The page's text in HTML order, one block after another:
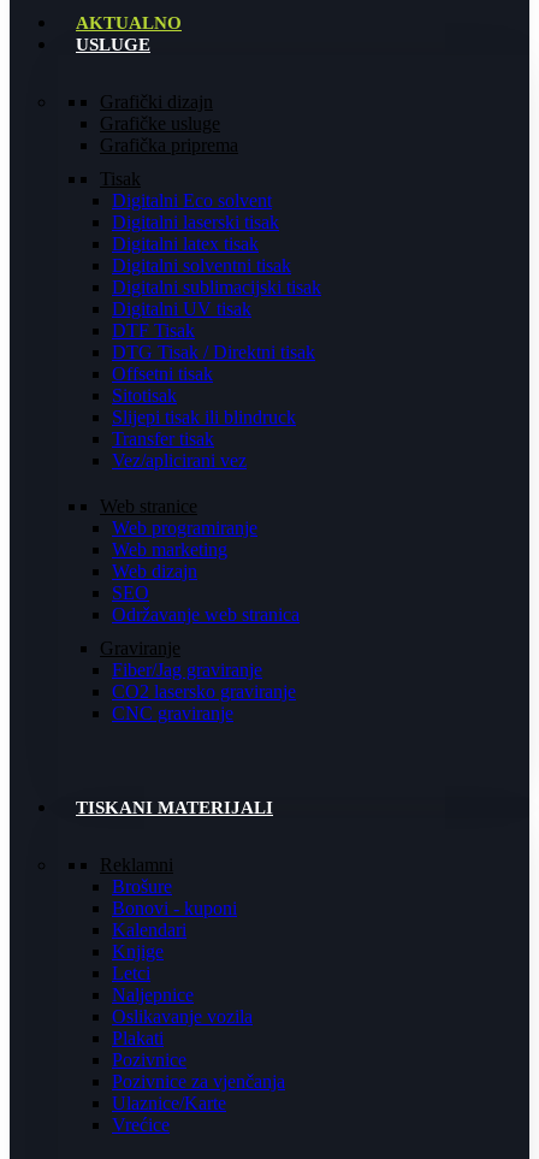
AKTUALNO
USLUGE
Grafički dizajn
Grafičke usluge
Grafička priprema
Tisak
Digitalni Eco solvent
Digitalni laserski tisak
Digitalni latex tisak
Digitalni solventni tisak
Digitalni sublimacijski tisak
Digitalni UV tisak
DTF Tisak
DTG Tisak / Direktni tisak
Offsetni tisak
Sitotisak
Slijepi tisak ili blindruck
Transfer tisak
Vez/aplicirani vez
Web stranice
Web programiranje
Web marketing
Web dizajn
SEO
Održavanje web stranica
Graviranje
Fiber/Jag graviranje
CO2 lasersko graviranje
CNC graviranje
TISKANI MATERIJALI
Reklamni
Brošure
Bonovi - kuponi
Kalendari
Knjige
Letci
Naljepnice
Oslikavanje vozila
Plakati
Pozivnice
Pozivnice za vjenčanja
Ulaznice/Karte
Vrećice